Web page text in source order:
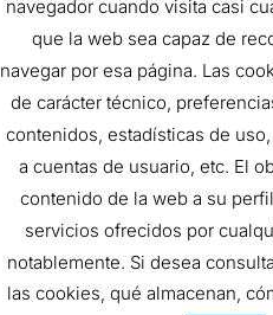
navegador cuando visita casi
que la web sea capaz de
navegar por esa página. Las
de carácter técnico,
contenidos, estadísticas de
a cuentas de usuario, etc. El
contenido de la web a su
servicios ofrecidos por
notablemente. Si desea
las cookies, qué almacenan,